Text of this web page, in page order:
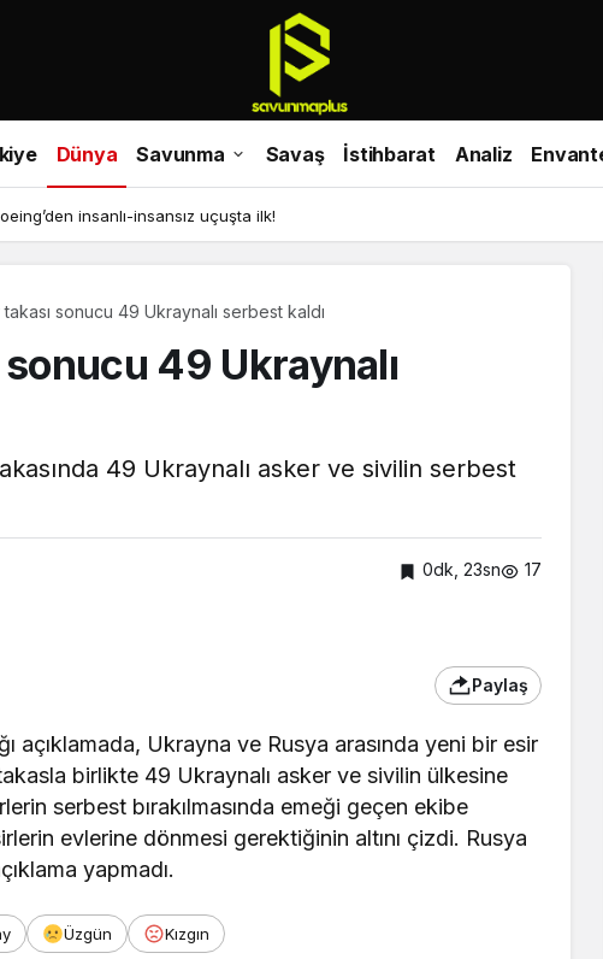
Dünya Savunma Savaş İstihbarat Analiz
insanlı-insansız uçuşta ilk!
sonucu 49 Ukraynalı serbest kaldı
49 Ukraynalı
49 Ukraynalı asker ve sivilin serbest
0dk, 23sn 17
Paylaş
açıklamada, Ukrayna ve Rusya arasında yeni bir esir
birlikte 49 Ukraynalı asker ve sivilin ülkesine
serbest bırakılmasında emeği geçen ekibe
evlerine dönmesi gerektiğinin altını çizdi. Rusya
yapmadı.
Üzgün Kızgın